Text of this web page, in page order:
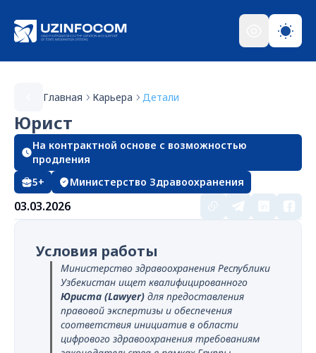
Главная Карьера Детали
Юрист
На контрактной основе с возможностью
продления
5+
Министерство Здравоохранения
03.03.2026
Условия работы
Министерство здравоохранения Республики
Узбекистан ищет квалифицированного
Юриста (Lawyer) для предоставления
правовой экспертизы и обеспечения
соответствия инициатив в области
цифрового здравоохранения требованиям